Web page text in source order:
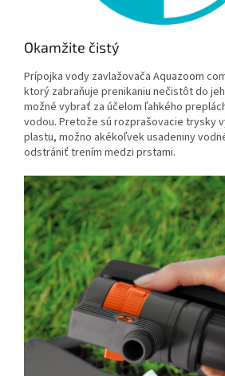
Okamžite čistý
Prípojka vody zavlažovača Aquazoom
ktorý zabraňuje prenikaniu nečistôt do
možné vybrať za účelom ľahkého
vodou. Pretože sú rozprašovacie trysky
plastu, možno akékoľvek usadeniny
odstrániť trením medzi prstami.